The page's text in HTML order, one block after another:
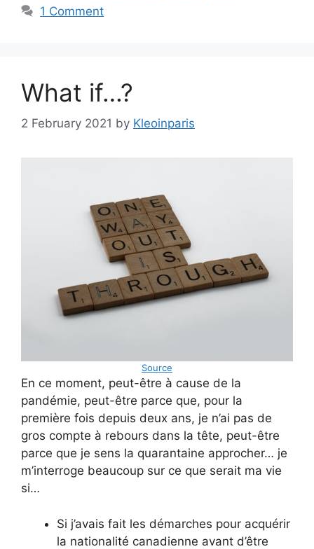
1 Comment
What if…?
2 February 2021 by Kleoinparis
Source
En ce moment, peut-être à cause de la
pandémie, peut-être parce que, pour la
première fois depuis deux ans, je n’ai pas de
gros compte à rebours dans la tête, peut-être
parce que je sens la quarantaine approcher… je
m’interroge beaucoup sur ce que serait ma vie
si…
Si j’avais fait les démarches pour acquérir
la nationalité canadienne avant d’être